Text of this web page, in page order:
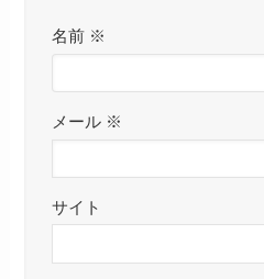
名前 ※
メール ※
サイト